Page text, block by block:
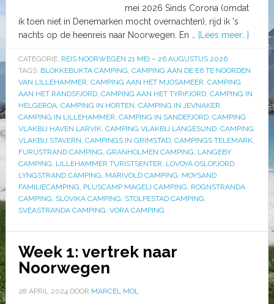
mei 2026 Sinds Corona (omdat
ik toen niet in Denemarken mocht overnachten), rijd ik 's
nachts op de heenreis naar Noorwegen. En …
[Lees meer...]
CATEGORIE: REIS NOORWEGEN 21 MEI – 26 AUGUSTUS 2026
TAGS: BLOKKEBUKTA CAMPING, CAMPING AAN DE E6 TE NOORDEN
VAN LILLEHAMMER, CAMPING AAN HET MJOSAMEER, CAMPING
AAN HET RANDSFJORD, CAMPING AAN HET TYRIFJORD, CAMPING IN
HELGEROA, CAMPING IN HORTEN, CAMPING IN JEVNAKER,
CAMPING IN LILLEHAMMER, CAMPING IN SANDEFJORD, CAMPING
VLAKBIJ HAVEN LARVIK, CAMPING VLAKBIJ LANGESUND, CAMPING
VLAKBIJ STAVERN, CAMPINGS IN GRIMSTAD, CAMPINGS TELEMARK,
FURUSTRAND CAMPING, GRANHOLMEN CAMPING, LANGEBY
CAMPING, LILLEHAMMER TURISTSENTER, LOVOYA OSLOFJORD,
LYNGSTRAND CAMPING, MARIVOLD CAMPING, MOYSAND
FAMILIECAMPING, PLUSCAMP MAGELI CAMPING, ROGNSTRANDA
CAMPING, SLOVIKA CAMPING, STOLPESTAD CAMPING,
SVEASTRANDA CAMPING, VORA CAMPING
Week 1: vertrek naar
Noorwegen
28 APRIL 2024DOOR MARCEL MOL